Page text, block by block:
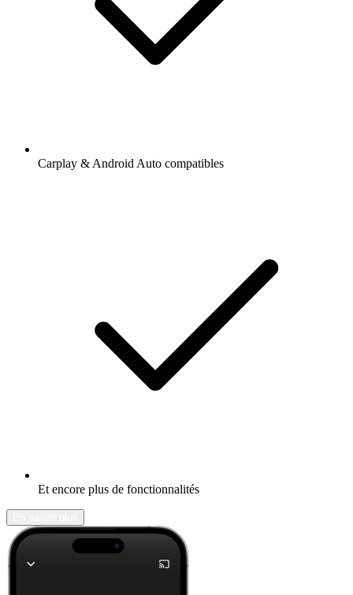
Carplay & Android Auto compatibles
Et encore plus de fonctionnalités